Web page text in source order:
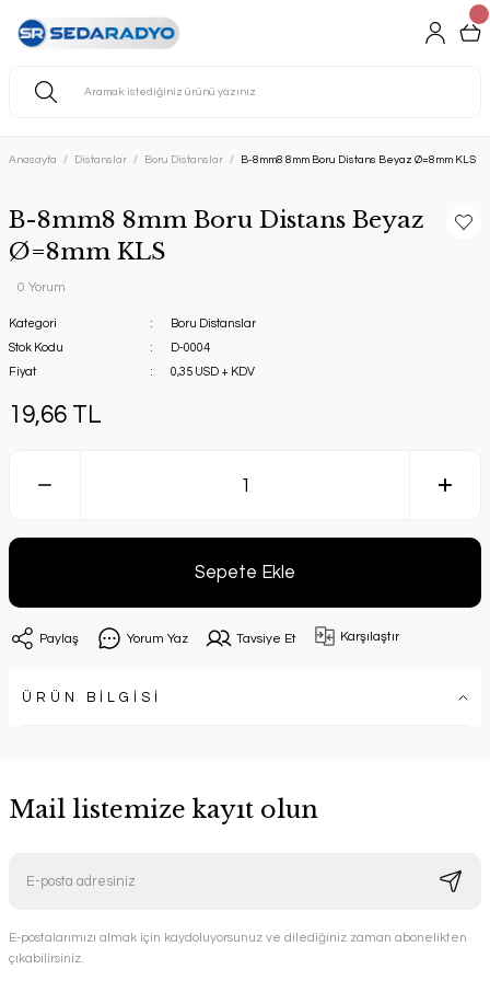
Anasayfa Distanslar Boru Distanslar B-8mm8 8mm Boru Distans Beyaz Ø=8mm KLS
B-8mm8 8mm Boru Distans Beyaz
Ø=8mm KLS
0 Yorum
Kategori
Boru Distanslar
Stok Kodu
D-0004
Fiyat
0,35 USD + KDV
19,66 TL
Sepete Ekle
Paylaş Yorum Yaz Tavsiye Et Karşılaştır
ÜRÜN BİLGİSİ
Mail listemize kayıt olun
E-postalarımızı almak için kaydoluyorsunuz ve dilediğiniz zaman abonelikten
çıkabilirsiniz.